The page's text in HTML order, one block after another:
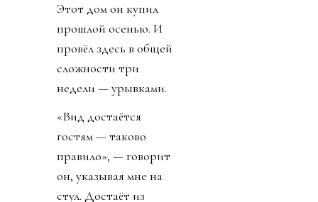
Этот дом он купил
прошлой осенью. И
провёл здесь в общей
сложности три
недели — урывками.
«Вид достаётся
гостям — таково
правило», — говорит
он, указывая мне на
стул. Достаёт из